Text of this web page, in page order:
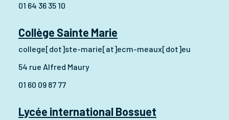
01 64 36 35 10
Collège Sainte Marie
college[dot]ste-marie[at]ecm-meaux[dot]eu
54 rue Alfred Maury
01 60 09 87 77
Lycée international Bossuet